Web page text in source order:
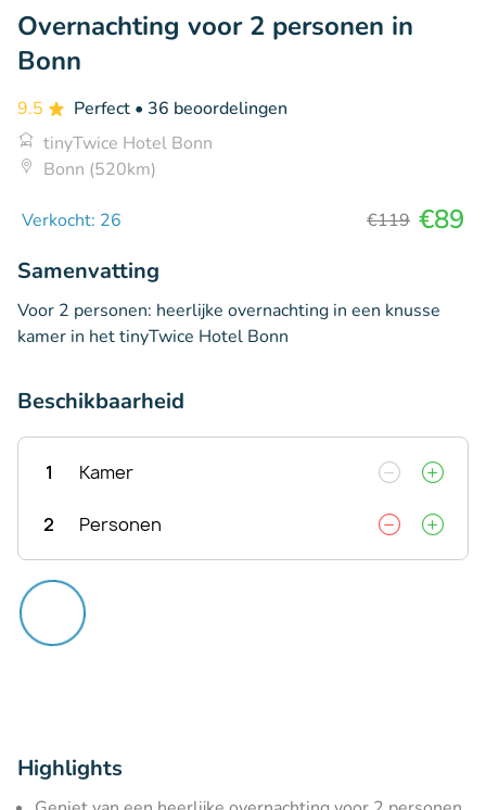
Overnachting voor 2 personen in
Bonn
9.5 Perfect • 36 beoordelingen
tinyTwice Hotel Bonn
Bonn (520km)
Verkocht: 26 €119 €89
Samenvatting
Voor 2 personen: heerlijke overnachting in een knusse
kamer in het tinyTwice Hotel Bonn
Beschikbaarheid
1 Kamer
2 Personen
Highlights